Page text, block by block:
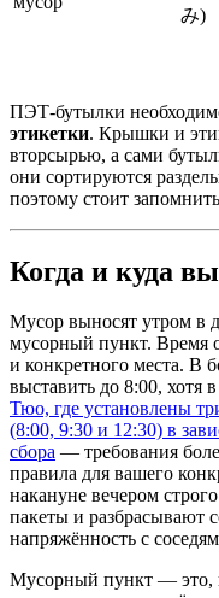
み)
ПЭТ-бутылки
этикетки. Крышки и
вторсырью, а сами
они сортируются
поэтому стоит
Когда и куда
Мусор выносят утром в
мусорный пункт. Время
и конкретного места. В
выставить до 8:00, хотя
Тюо, где установлены
(8:00, 9:30 и 12:30) в
сбора — требования
правила для вашего
накануне вечером
пакеты и разбрасывают
напряжённость с
Мусорный пункт — это,